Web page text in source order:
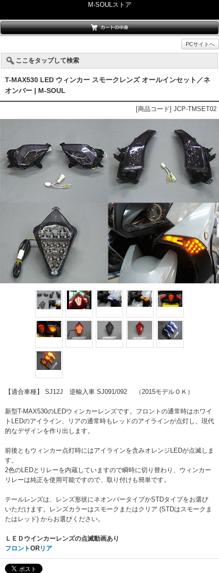
M-SOULストア
PCサイトへ
ここをタップして検索
T-MAX530 LED ウィンカー スモークレンズ オールインセット／ネ
オンバー | M-SOUL
[商品コード] JCP-TMSET02
【適合車種】 SJ12J 逆輸入車 SJ091/092 （2015モデルＯＫ）
新型T-MAX530のLEDウィンカーレンズです。フロントの通常時はホワイ
トLEDのアイライン、リアの通常時もレッドのアイラインが点灯し、現代
的なデザインを作り出します。
前後ともウィンカー点灯時にはアイラインを含みオレンジLEDが点滅しま
す。
2色のLEDとリレーを内蔵していますので瞬時に切り替わり、ウィンカー
リレーは純正を使用可能ですので、取り付けも簡単です。
テールレンズは、レンズ形状にネオンバータイプかSTDタイプをお選び
いただけます。レンズカラーはスモークまたはクリア (STDはスモークま
たはレッド) からお選びください。
ＬＥＤウインカーレンズの点滅動画あり
フロントOR リア